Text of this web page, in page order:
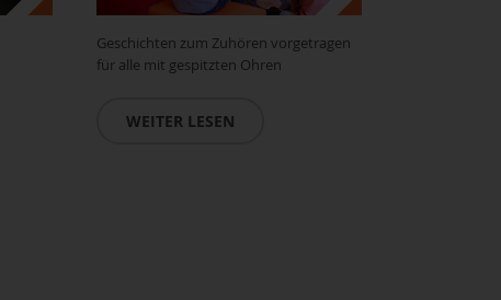
Geschichten zum Zuhören vorgetragen
für alle mit gespitzten Ohren
WEITER LESEN